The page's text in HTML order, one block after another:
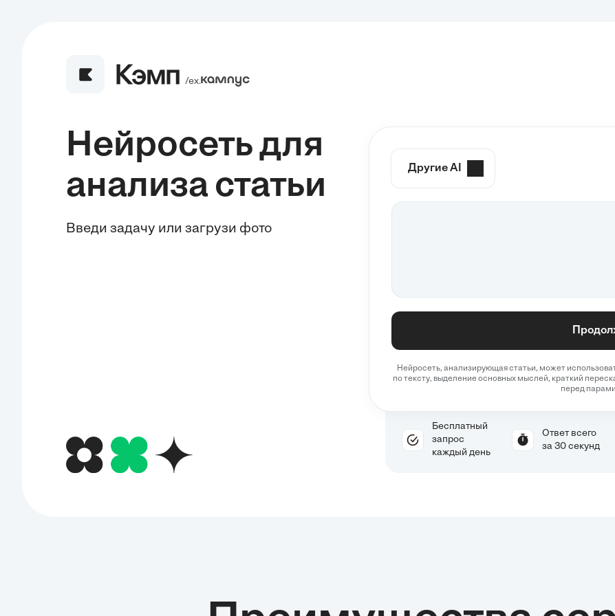
/ех.
Нейросеть для
анализа статьи
Введи задачу или загрузи фото
Другие AI
Нейросеть, анализирующая статьи, может
по тексту, выделение основных мыслей, краткий
перед
Бесплатный
запрос
каждый день
Ответ всего
за 30 секунд